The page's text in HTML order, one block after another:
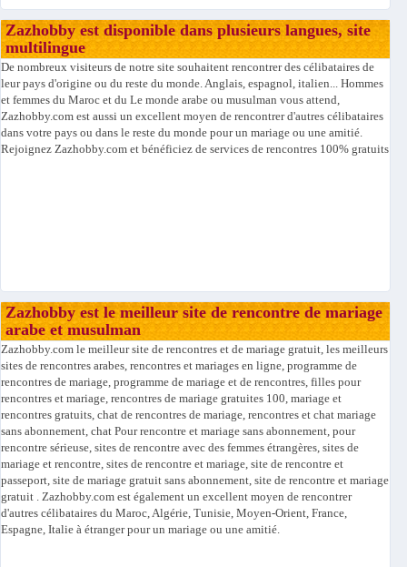
Zazhobby est disponible dans plusieurs langues, site
multilingue
De nombreux visiteurs de notre site souhaitent rencontrer des célibataires de
leur pays d'origine ou du reste du monde. Anglais, espagnol, italien... Hommes
et femmes du Maroc et du Le monde arabe ou musulman vous attend,
Zazhobby.com est aussi un excellent moyen de rencontrer d'autres célibataires
dans votre pays ou dans le reste du monde pour un mariage ou une amitié.
Rejoignez Zazhobby.com et bénéficiez de services de rencontres 100% gratuits
Zazhobby est le meilleur site de rencontre de mariage
arabe et musulman
Zazhobby.com le meilleur site de rencontres et de mariage gratuit, les meilleurs
sites de rencontres arabes, rencontres et mariages en ligne, programme de
rencontres de mariage, programme de mariage et de rencontres, filles pour
rencontres et mariage, rencontres de mariage gratuites 100, mariage et
rencontres gratuits, chat de rencontres de mariage, rencontres et chat mariage
sans abonnement, chat Pour rencontre et mariage sans abonnement, pour
rencontre sérieuse, sites de rencontre avec des femmes étrangères, sites de
mariage et rencontre, sites de rencontre et mariage, site de rencontre et
passeport, site de mariage gratuit sans abonnement, site de rencontre et mariage
gratuit . Zazhobby.com est également un excellent moyen de rencontrer
d'autres célibataires du Maroc, Algérie, Tunisie, Moyen-Orient, France,
Espagne, Italie à étranger pour un mariage ou une amitié.